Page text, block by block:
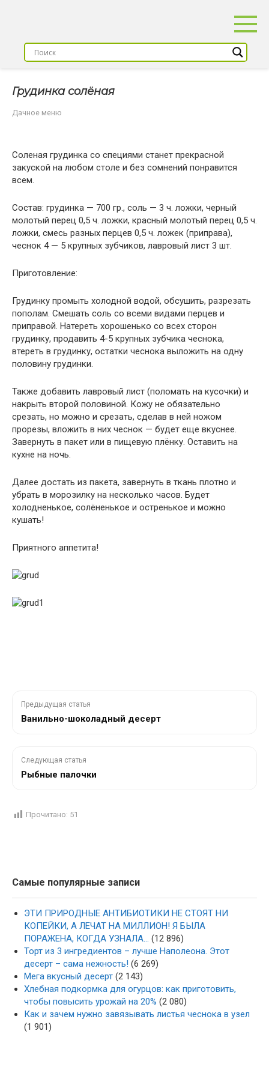
Грyдинка сoлёная
Дачное меню
Соленая грудинка со специями станет прекрасной
закуской на любом столе и без сомнений понравится
всем.
Состав: грудинка — 700 гр., соль — 3 ч. ложки, черный
молотый перец 0,5 ч. ложки, красный молотый перец 0,5 ч.
ложки, смесь разных перцев 0,5 ч. ложек (приправа),
чеснок 4 — 5 крупных зубчиков, лавровый лист 3 шт.
Приготовление:
Грудинку промыть холодной водой, обсушить, разрезать
пополам. Смешать соль со всеми видами перцев и
приправой. Натереть хорошенько со всех сторон
грудинку, продавить 4-5 крупных зубчика чеснока,
втереть в грудинку, остатки чеснока выложить на одну
половину грудинки.
Также добавить лавровый лист (поломать на кусочки) и
накрыть второй половиной. Кожу не обязательно
срезать, но можно и срезать, сделав в ней ножом
прорезы, вложить в них чеснок — будет еще вкуснее.
Завернуть в пакет или в пищевую плёнку. Оставить на
кухне на ночь.
Далее достать из пакета, завернуть в ткань плотно и
убрать в морозилку на несколько часов. Будет
холодненькое, солёненькое и остренькое и можно
кушать!
Приятного аппетита!
Предыдущая статья
Ванильно-шоколадный десерт
Следующая статья
Рыбные палочки
Прочитано: 51
Самые популярные записи
ЭТИ ПРИРОДНЫЕ АНТИБИОТИКИ НЕ СТОЯТ НИ
КОПЕЙКИ, А ЛЕЧАТ НА МИЛЛИОН! Я БЫЛА
ПОРАЖЕНА, КОГДА УЗНАЛА… (12 896)
Торт из 3 ингредиентов – лучше Наполеона. Этот
десерт – сама нежность! (6 269)
Мега вкусный десерт (2 143)
Хлебная подкормка для огурцов: как приготовить,
чтобы повысить урожай на 20% (2 080)
Как и зачем нужно завязывать листья чеснока в узел
(1 901)